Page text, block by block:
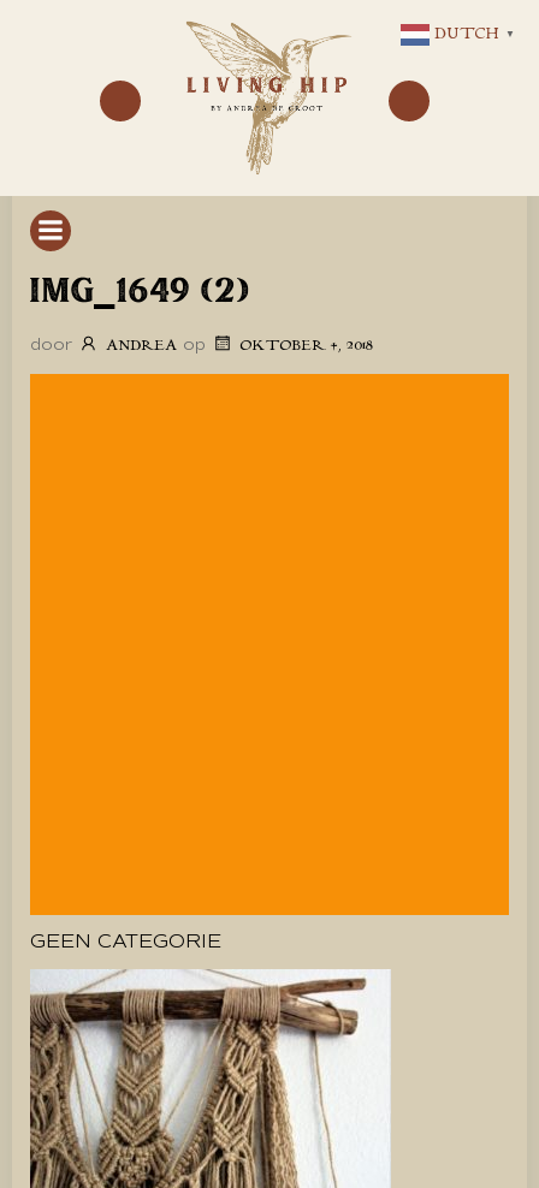
NAAR
DE
INHOUD
IMG_1649 (2)
door ANDREA op OKTOBER 4, 2018
GEEN CATEGORIE
DUTCH ▼